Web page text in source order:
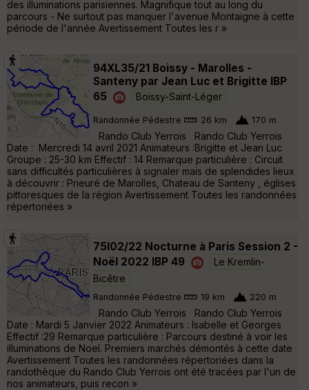
des illuminations parisiennes. Magnifique tout au long du
parcours - Ne surtout pas manquer l'avenue Montaigne à cette
période de l'année Avertissement Toutes les r »
94XL35/21 Boissy - Marolles -
Santeny par Jean Luc et Brigitte IBP
65
Boissy-Saint-Léger
Randonnée Pédestre 26 km 170 m
Rando Club Yerrois Rando Club Yerrois
Date : Mercredi 14 avril 2021 Animateurs :Brigitte et Jean Luc
Groupe : 25-30 km Effectif : 14 Remarque particulière : Circuit
sans difficultés particulières à signaler mais de splendides lieux
à découvrir : Prieuré de Marolles, Chateau de Santeny , églises
pittoresques de la région Avertissement Toutes les randonnées
répertoriées »
75l02/22 Nocturne à Paris Session 2 -
Noël 2022 IBP 49
Le Kremlin-
Bicêtre
Randonnée Pédestre 19 km 220 m
Rando Club Yerrois Rando Club Yerrois
Date : Mardi 5 Janvier 2022 Animateurs : Isabelle et Georges
Effectif :29 Remarque particulière : Parcours destiné à voir les
illuminations de Noel. Premiers marchés démontés à cette date
Avertissement Toutes les randonnées répertoriées dans la
randothèque du Rando Club Yerrois ont été tracées par l'un de
nos animateurs, puis recon »